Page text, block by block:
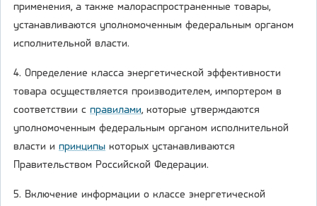
применения, а также малораспространенные товары,
устанавливаются уполномоченным федеральным органом
исполнительной власти.
4. Определение класса энергетической эффективности
товара осуществляется производителем, импортером в
соответствии с правилами, которые утверждаются
уполномоченным федеральным органом исполнительной
власти и принципы которых устанавливаются
Правительством Российской Федерации.
5. Включение информации о классе энергетической